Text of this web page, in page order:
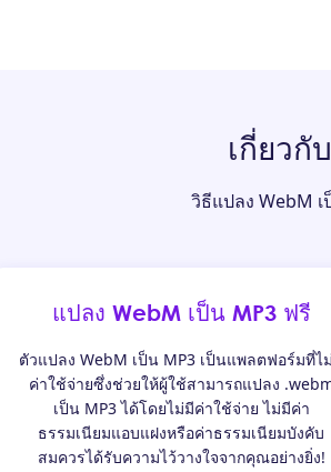
เกี่ยวกั
วิธีแปลง WebM
แปลง WebM เป็น MP3 ฟรี
ตัวแปลง WebM เป็น MP3 เป็นแพลตฟอร์มที่ไ
ค่าใช้จ่ายซึ่งช่วยให้ผู้ใช้สามารถแปลง
เป็น MP3 ได้โดยไม่มีค่าใช้จ่าย ไม่มีค่า
ธรรมเนียมแอบแฝงหรือค่าธรรมเนียมบังคับ
สมควรได้รับความไว้วางใจจากคุณอย่างยิ่ง!